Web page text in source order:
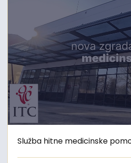
Služba hitne medicinske